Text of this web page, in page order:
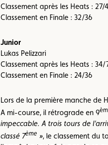
Classement après les Heats : 27/
Classement en Finale : 32/36
Junior
Lukas Pelizzari
Classement après les Heats : 34/
Classement en Finale : 24/36
Lors de la première manche de
A mi-course, il rétrograde en 9
impeccable. A trois tours de
classé 7ème», le classement du